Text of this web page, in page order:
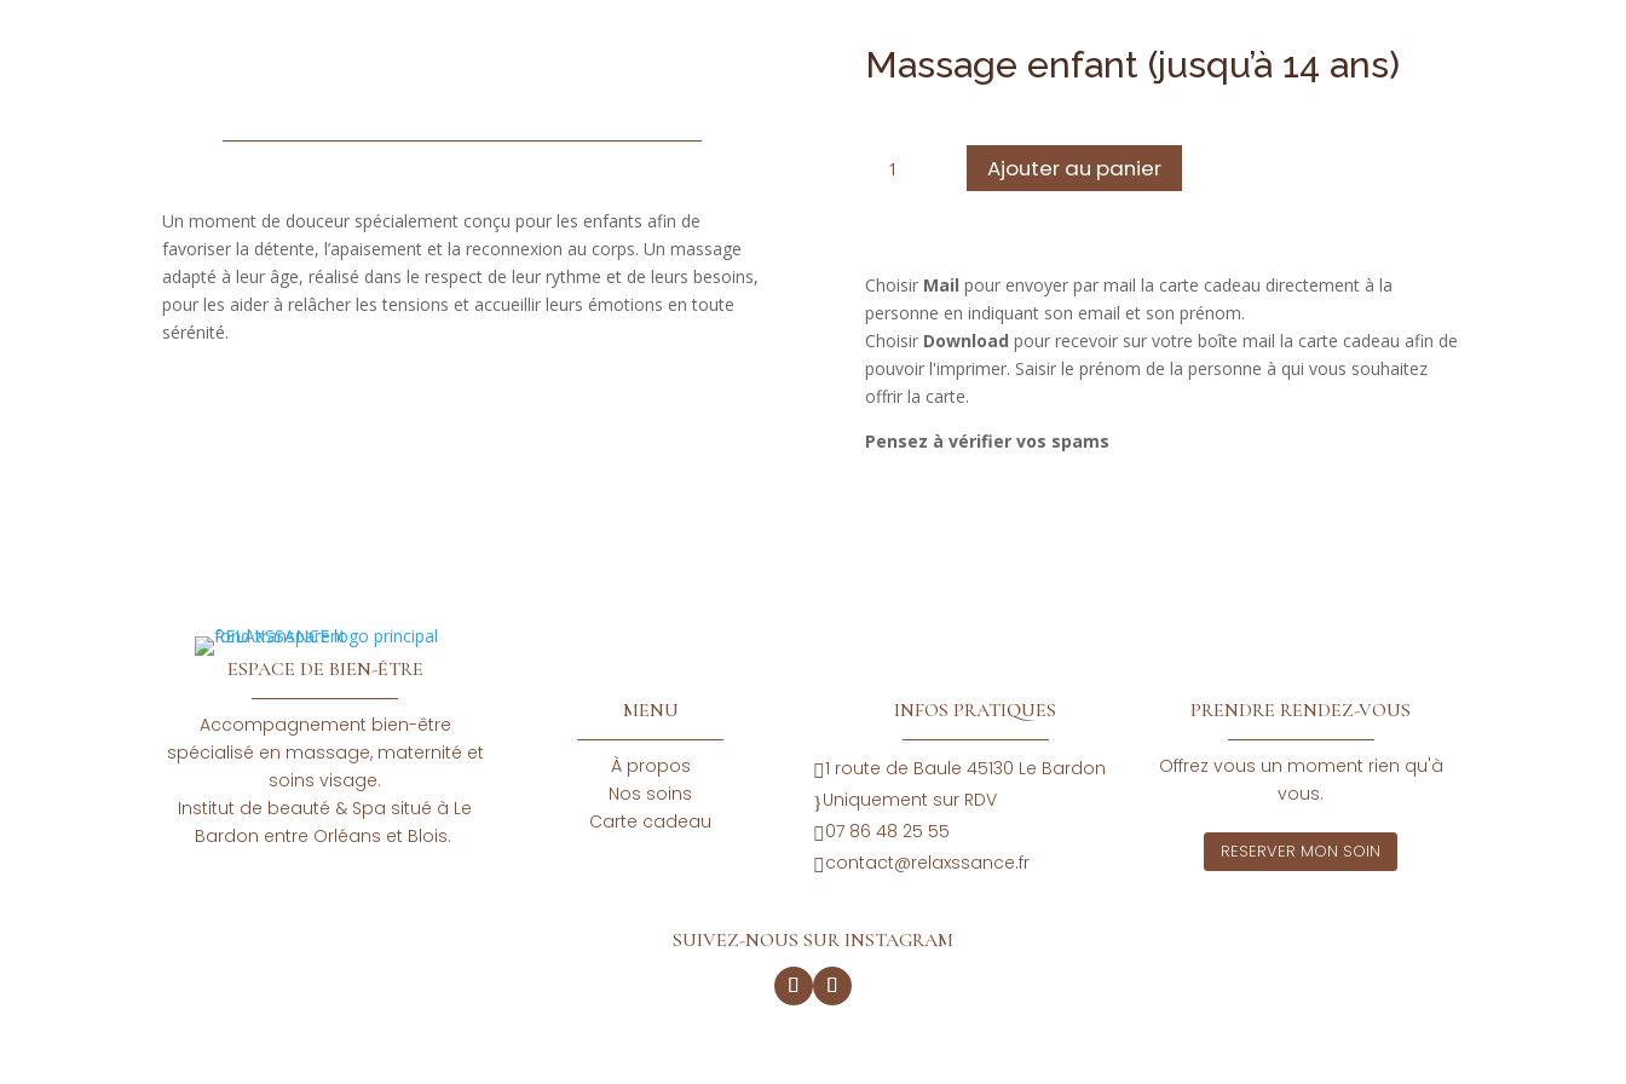
Un moment de douceur spécialement conçu pour les enfants afin de
favoriser la détente, l’apaisement et la reconnexion au corps. Un massage
adapté à leur âge, réalisé dans le respect de leur rythme et de leurs besoins,
pour les aider à relâcher les tensions et accueillir leurs émotions en toute
sérénité.
Massage enfant (jusqu’à 14 ans)
14
ans)
Ajouter au panier
Choisir Mail pour envoyer par mail la carte cadeau directement à la
personne en indiquant son email et son prénom.
Choisir Download pour recevoir sur votre boîte mail la carte cadeau afin de
pouvoir l'imprimer. Saisir le prénom de la personne à qui vous souhaitez
offrir la carte.
Pensez à vérifier vos spams
ESPACE DE BIEN-ÊTRE
Accompagnement bien-être
spécialisé en massage, maternité et
soins visage.
Institut de beauté & Spa situé à Le
Bardon entre Orléans et Blois.
MENU
À propos
Nos soins
Carte cadeau
INFOS PRATIQUES
1 route de Baule 45130 Le Bardon
}Uniquement sur RDV
07 86 48 25 55
contact@relaxssance.fr
PRENDRE RENDEZ-VOUS
Offrez vous un moment rien qu'à
vous.
RESERVER MON SOIN
SUIVEZ-NOUS SUR INSTAGRAM